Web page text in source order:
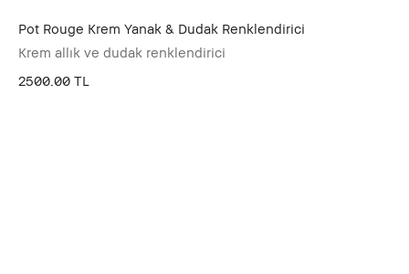
Pot Rouge Krem Yanak & Dudak Renklendirici
Krem allık ve dudak renklendirici
2500.00 TL